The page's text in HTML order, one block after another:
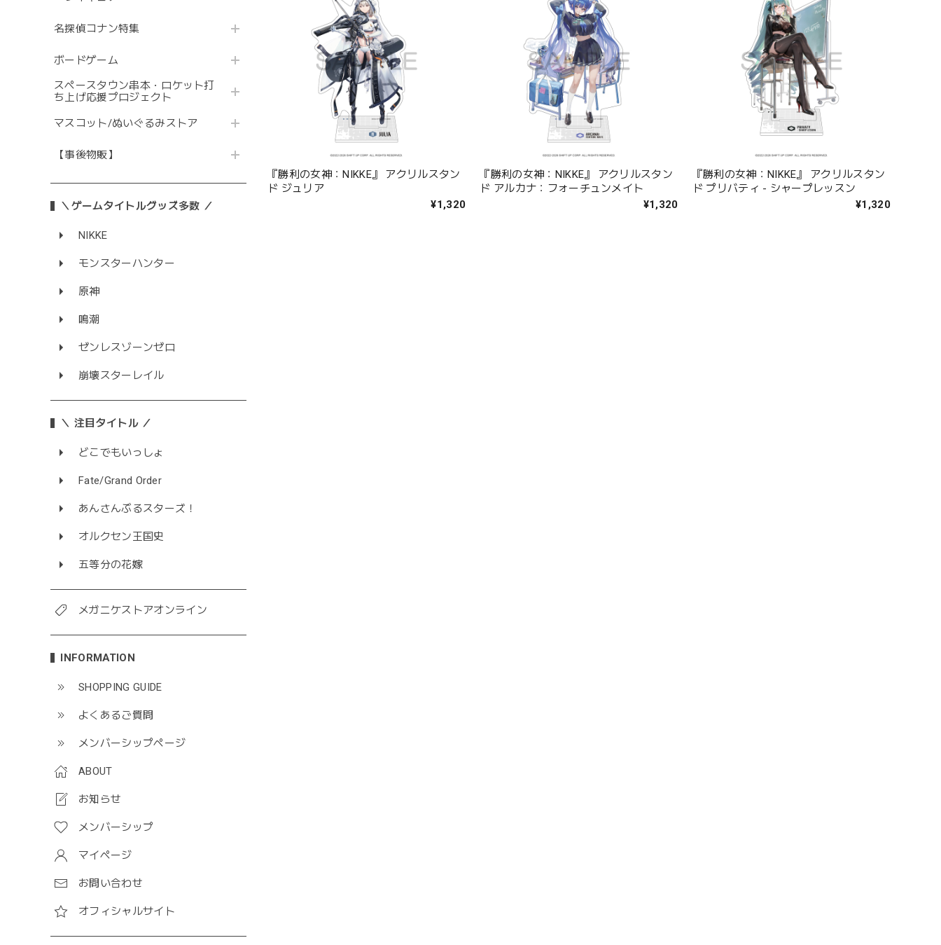
名探偵コナン特集
ボードゲーム
スペースタウン串本・ロケット打
ち上げ応援プロジェクト
マスコット/ぬいぐるみストア
【事後物販】
＼ゲームタイトルグッズ多数 ／
NIKKE
モンスターハンター
原神
鳴潮
ゼンレスゾーンゼロ
崩壊スターレイル
＼ 注目タイトル ／
どこでもいっしょ
Fate/Grand Order
あんさんぶるスターズ！
オルクセン王国史
五等分の花嫁
メガニケストアオンライン
INFORMATION
SHOPPING GUIDE
よくあるご質問
メンバーシップページ
ABOUT
お知らせ
メンバーシップ
マイページ
お問い合わせ
オフィシャルサイト
『勝利の女神：NIKKE』 アクリルスタン
ド ジュリア
¥1,320
『勝利の女神：NIKKE』 アクリルスタン
ド アルカナ：フォーチュンメイト
¥1,320
『勝利の女神：NIKKE』 アクリルスタン
ド プリバティ - シャープレッスン
¥1,320